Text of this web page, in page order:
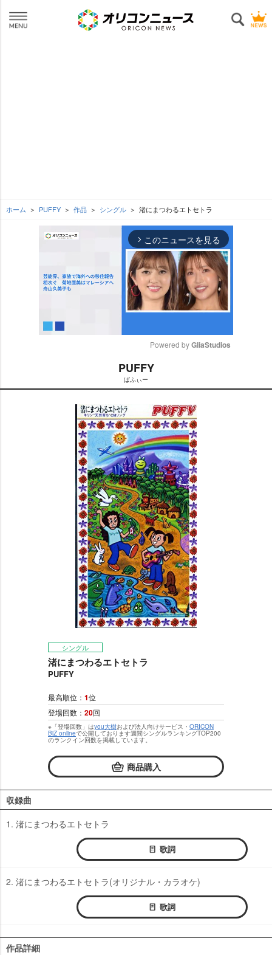
ホーム PUFFY 作品 シングル 渚にまつわるエトセトラ
arrow_forward_ios このニュースを見る
t
e
Powered by GliaStudios
PUFFY
ぱふぃー
シングル
渚にまつわるエトセトラ
PUFFY
最高順位： 1位
登場回数： 20回
※「登場回数」はyou大樹および法人向けサービス・ ORICON
BiZ onlineで公開しております週間シングルランキングTOP200
のランクイン回数を掲載しています。
商品購入
収録曲
1. 渚にまつわるエトセトラ
歌詞
2. 渚にまつわるエトセトラ(オリジナル・カラオケ)
歌詞
作品詳細